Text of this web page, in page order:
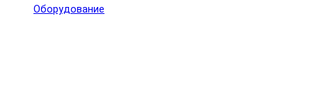
Оборудование